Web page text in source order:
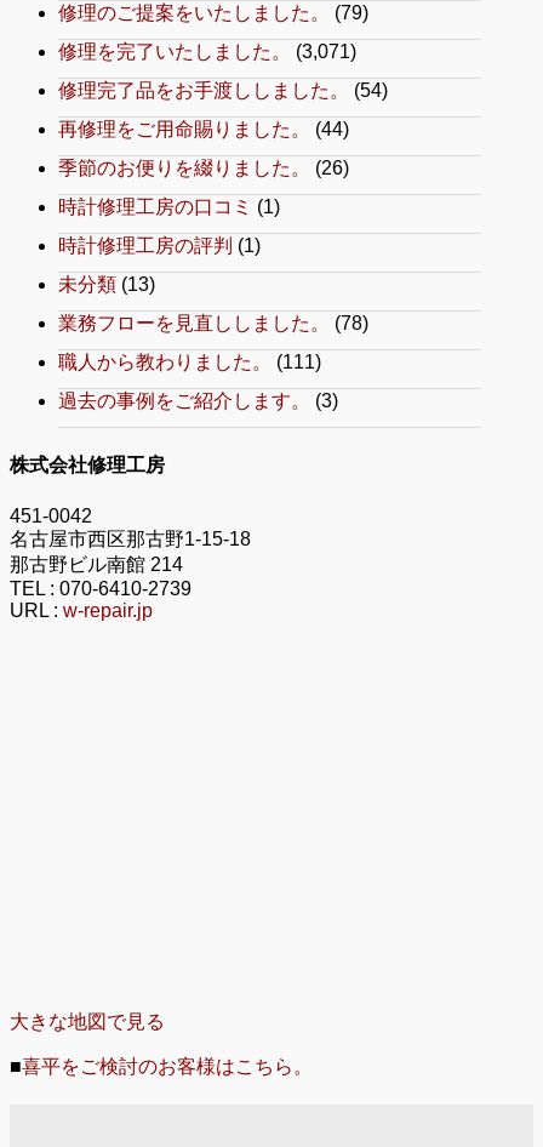
修理のご提案をいたしました。
(79)
修理を完了いたしました。
(3,071)
修理完了品をお手渡ししました。
(54)
再修理をご用命賜りました。
(44)
季節のお便りを綴りました。
(26)
時計修理工房の口コミ (1)
時計修理工房の評判 (1)
未分類 (13)
業務フローを見直ししました。
(78)
職人から教わりました。
(111)
過去の事例をご紹介します。
(3)
株式会社修理工房
451-0042
名古屋市西区那古野1-15-18
那古野ビル南館 214
TEL : 070-6410-2739
URL : w-repair.jp
大きな地図で見る
■喜平をご検討のお客様はこちら。